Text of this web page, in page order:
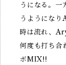
うになる。
うようになり
時は流れ、
何度も打ち合
ボMIX!!